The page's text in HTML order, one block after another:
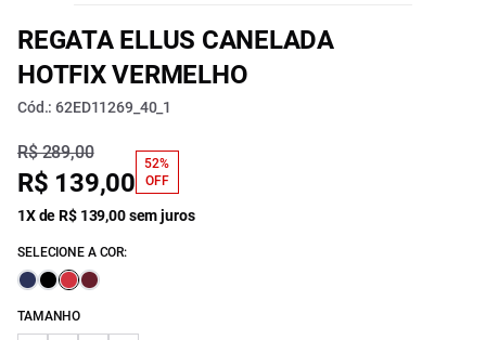
REGATA ELLUS CANELADA
HOTFIX VERMELHO
Cód.: 62ED11269_40_1
R$ 289,00
R$ 139,00
52%
OFF
1X de R$ 139,00 sem juros
SELECIONE A COR:
TAMANHO